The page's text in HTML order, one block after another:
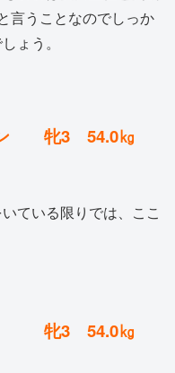
言うことなのでしっか
ょう。
ン 牝3 54.0㎏
ている限りでは、ここ
牝3 54.0㎏